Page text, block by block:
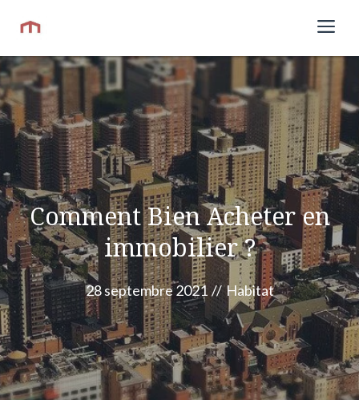
contenu
Comment Bien Acheter en
immobilier ?
28 septembre 2021 // Habitat